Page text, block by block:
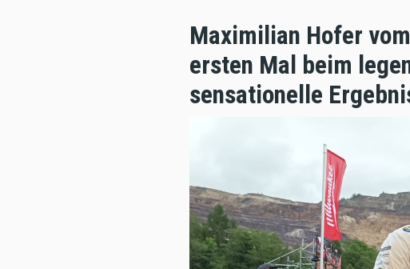
Maximilian Hofer
ersten Mal beim
sensationelle